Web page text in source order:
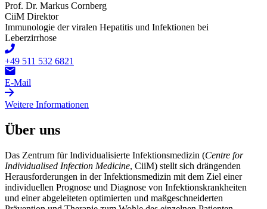
Prof. Dr. Markus Cornberg
CiiM Direktor
Immunologie der viralen Hepatitis und Infektionen bei
Leberzirrhose
+49 511 532 6821
E-Mail
Weitere Informationen
Über uns
Das Zentrum für Individualisierte Infektionsmedizin (Centre for
Individualised Infection Medicine, CiiM) stellt sich drängenden
Herausforderungen in der Infektionsmedizin mit dem Ziel einer
individuellen Prognose und Diagnose von Infektionskrankheiten
und einer abgeleiteten optimierten und maßgeschneiderten